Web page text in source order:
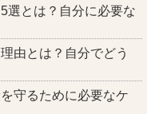
選とは？自分に必要な
由とは？自分でどう
守るために必要なケ